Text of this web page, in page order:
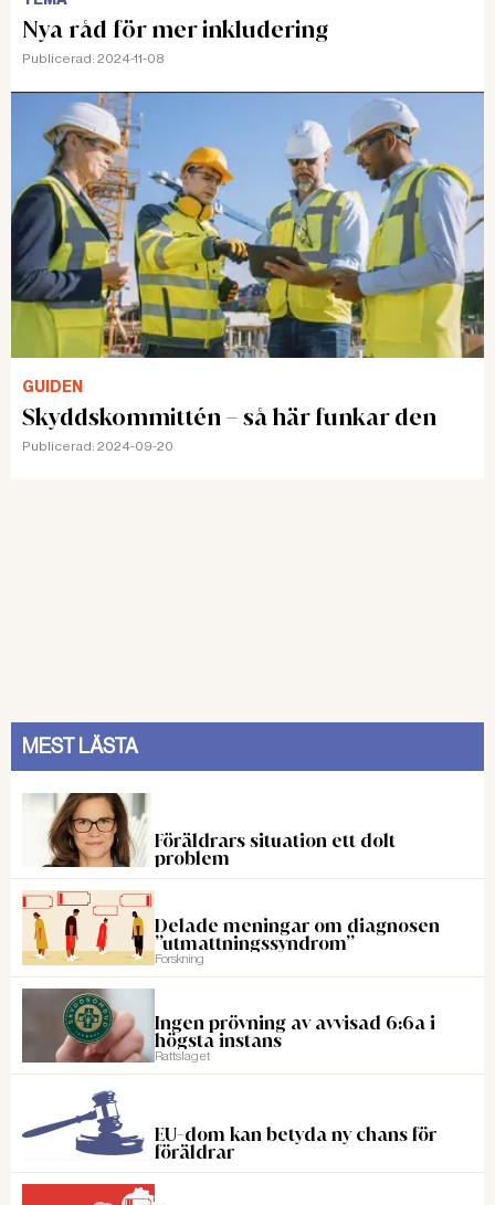
Nya råd för mer inkludering
Publicerad: 2024-11-08
GUIDEN
Skyddskommittén – så här funkar den
Publicerad: 2024-09-20
MEST LÄSTA
Föräldrars situation ett dolt
problem
Delade meningar om diagnosen
”utmattningssyndrom”
Forskning
Ingen prövning av avvisad 6:6a i
högsta instans
Rattslaget
EU-dom kan betyda ny chans för
föräldrar